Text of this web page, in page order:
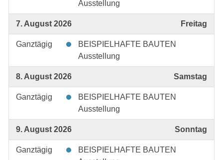
Ausstellung
7. August 2026 Freitag
Ganztägig
BEISPIELHAFTE BAUTEN
Ausstellung
8. August 2026 Samstag
Ganztägig
BEISPIELHAFTE BAUTEN
Ausstellung
9. August 2026 Sonntag
Ganztägig
BEISPIELHAFTE BAUTEN